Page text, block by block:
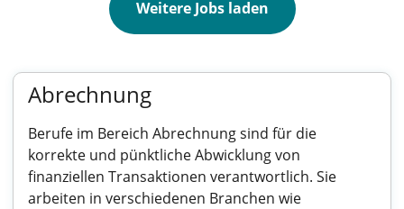
Weitere Jobs laden
Abrechnung
Berufe im Bereich Abrechnung sind für die
korrekte und pünktliche Abwicklung von
finanziellen Transaktionen verantwortlich. Sie
arbeiten in verschiedenen Branchen wie